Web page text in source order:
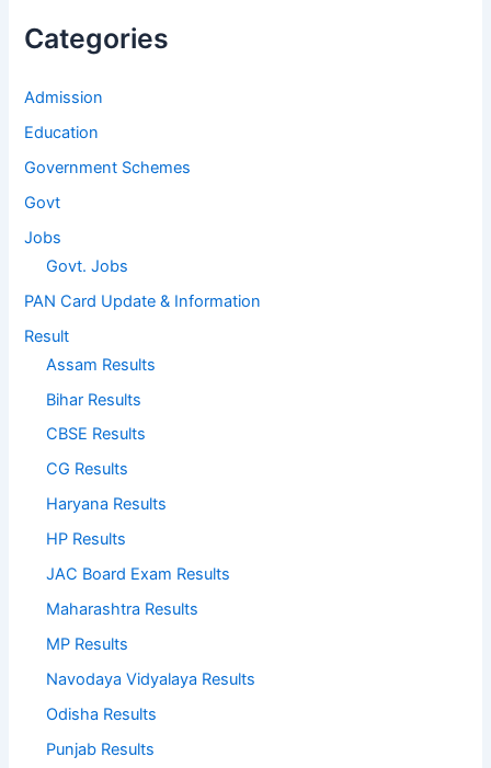
Categories
Admission
Education
Government Schemes
Govt
Jobs
Govt. Jobs
PAN Card Update & Information
Result
Assam Results
Bihar Results
CBSE Results
CG Results
Haryana Results
HP Results
JAC Board Exam Results
Maharashtra Results
MP Results
Navodaya Vidyalaya Results
Odisha Results
Punjab Results